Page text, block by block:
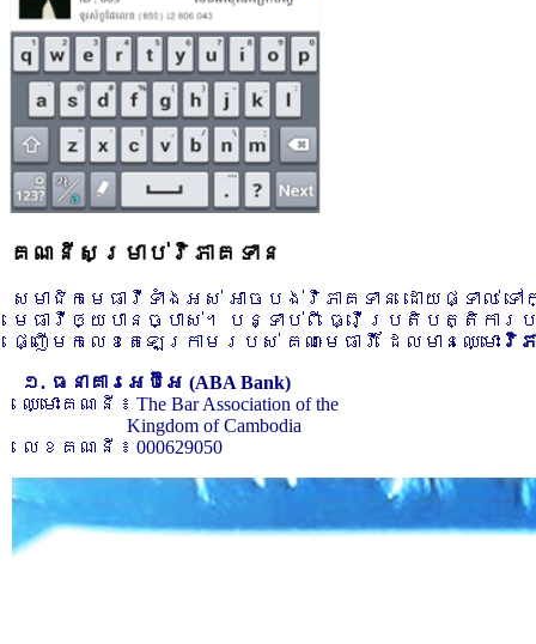
គណនីសម្រាប់វិភាគទាន
សមាជិកមេធាវីទាំងអស់ អាចបង់វិភាគទាន ដោយផ្ទាល់
មេធាវីឲ្យបានច្បាស់។ បន្ទាប់ពី ធ្វើប្រតិបត្តិកា
ផ្ញើមកលេខតេឡេក្រាមរបស់ គណៈមេធាវី ដែលមានឈ្មោះ វិភ
១. ធនាគារអេប៊ីអេ (ABA Bank)
ឈ្មោះគណនី ៖ The Bar Association of the
Kingdom of Cambodia
លេខគណនី ៖ 000629050